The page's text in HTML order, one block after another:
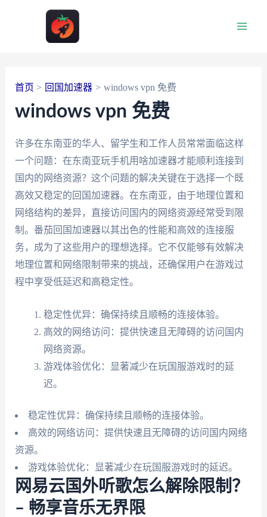
首页 回国加速器 windows vpn 免费
windows vpn 免费
许多在东南亚的华人、留学生和工作人员常常面临这样
一个问题：在东南亚玩手机用啥加速器才能顺利连接到
国内的网络资源？这个问题的解决关键在于选择一个既
高效又稳定的回国加速器。在东南亚，由于地理位置和
网络结构的差异，直接访问国内的网络资源经常受到限
制。番茄回国加速器以其出色的性能和高效的连接服
务，成为了这些用户的理想选择。它不仅能够有效解决
地理位置和网络限制带来的挑战，还确保用户在游戏过
程中享受低延迟和高稳定性。
稳定性优异：确保持续且顺畅的连接体验。
高效的网络访问：提供快速且无障碍的访问国内
网络资源。
游戏体验优化：显著减少在玩国服游戏时的延
迟。
稳定性优异：确保持续且顺畅的连接体验。
高效的网络访问：提供快速且无障碍的访问国内网络
资源。
游戏体验优化：显著减少在玩国服游戏时的延迟。
网易云国外听歌怎么解除限制？
– 畅享音乐无界限